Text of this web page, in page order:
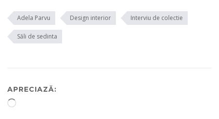
Adela Parvu Design interior Interviu de colectie
Săli de sedinta
APRECIAZĂ:
Încarc...